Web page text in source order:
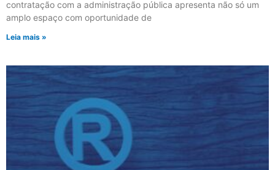
contratação com a administração pública apresenta não só um
amplo espaço com oportunidade de
Leia mais »